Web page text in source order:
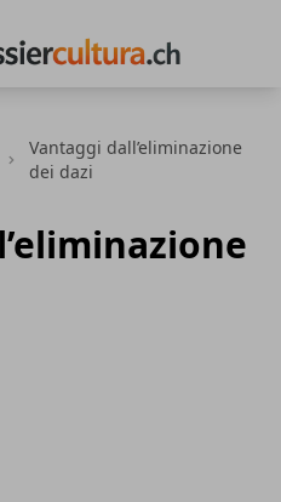
Vantaggi dall’eliminazione
dei dazi